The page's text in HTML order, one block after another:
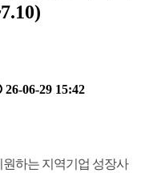
26-06-29 15:42
하는 지역기업 성장사